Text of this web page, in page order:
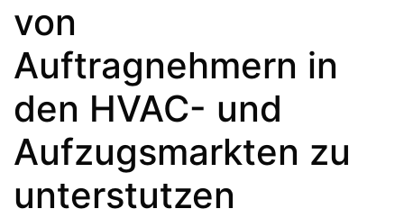
von
Auftragnehmern in
den HVAC- und
Aufzugsmarkten zu
unterstutzen